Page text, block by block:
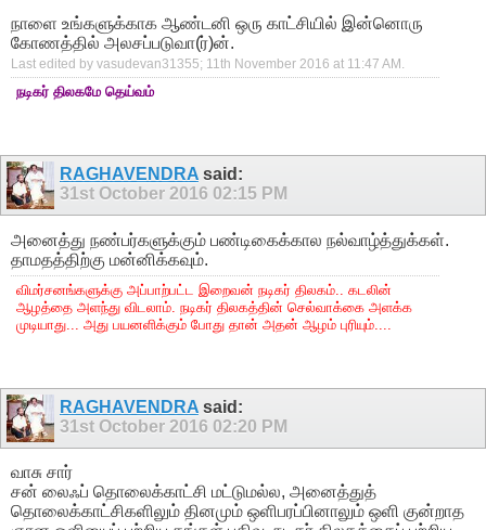
நாளை உங்களுக்காக ஆண்டனி ஒரு காட்சியில் இன்னொரு
கோணத்தில் அலசப்படுவா(ர்)ன்.
Last edited by vasudevan31355; 11th November 2016 at 11:47 AM .
நடிகர் திலகமே தெய்வம்
RAGHAVENDRA said:
31st October 2016 02:15 PM
அனைத்து நண்பர்களுக்கும் பண்டிகைக்கால நல்வாழ்த்துக்கள்.
தாமதத்திற்கு மன்னிக்கவும்.
விமர்சனங்களுக்கு அப்பாற்பட்ட இறைவன் நடிகர் திலகம்.. கடலின்
ஆழத்தை அளந்து விடலாம். நடிகர் திலகத்தின் செல்வாக்கை அளக்க
முடியாது... அது பயனளிக்கும் போது தான் அதன் ஆழம் புரியும்....
RAGHAVENDRA said:
31st October 2016 02:20 PM
வாசு சார்
சன் லைஃப் தொலைக்காட்சி மட்டுமல்ல, அனைத்துத்
தொலைக்காட்சிகளிலும் தினமும் ஒளிபரப்பினாலும் ஒளி குன்றாத